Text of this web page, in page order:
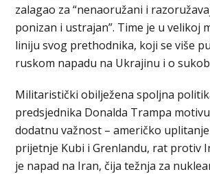
zalagao za “nenaoružani i
ponizan i ustrajan”. Time je u velikoj
liniju svog prethodnika, koji se više
ruskom napadu na Ukrajinu i o
Militaristički obilježena spoljna
predsjednika Donalda Trampa
dodatnu važnost – američko
prijetnje Kubi i Grenlandu, rat protiv
je napad na Iran, čija težnja za